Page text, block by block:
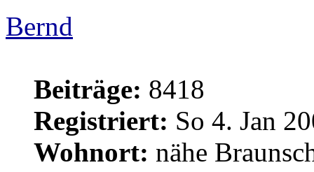
Bernd
Beiträge: 8418
Registriert: So 4. Jan
Wohnort: nähe